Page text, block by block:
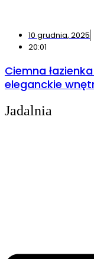
10 grudnia, 2025
20:01
Ciemna
eleganckie
Jadalnia